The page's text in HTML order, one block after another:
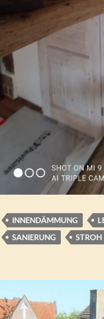
INNENDÄMMUNG
SANIERUNG
STROH